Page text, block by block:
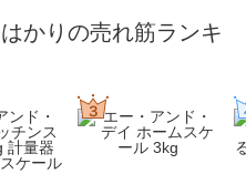
かりの売れ筋ランキ